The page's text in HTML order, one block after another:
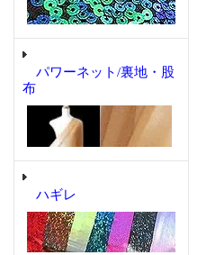
パワーネット/裏地・股
布
ハギレ